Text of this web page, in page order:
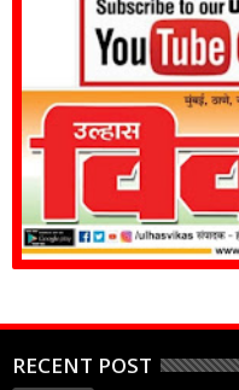
RECENT POST